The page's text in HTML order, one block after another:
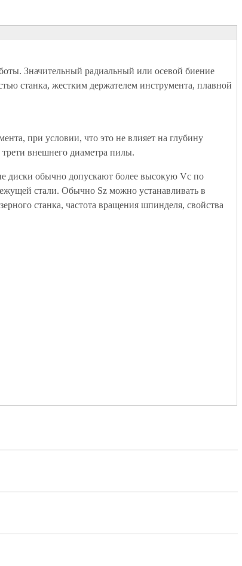
Значительный радиальный или осевой биение
станка, жестким держателем инструмента, плавной
при условии, что это не влияет на глубину
внешнего диаметра пилы.
диски обычно допускают более высокую Vc по
стали. Обычно Sz можно устанавливать в
станка, частота вращения шпинделя, свойства